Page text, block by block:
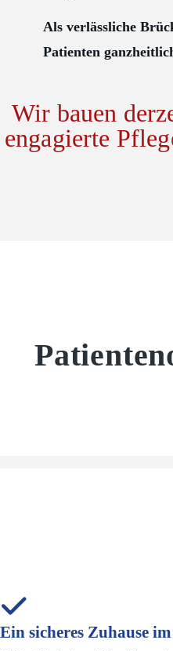
Als verlässliche
Patienten
Wir bauen
engagierte
Ein sicheres Zuhause